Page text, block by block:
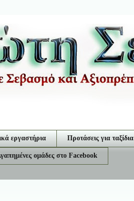
εργαστήρια Προτάσεις για ταξίδια
ομάδες στο Facebook